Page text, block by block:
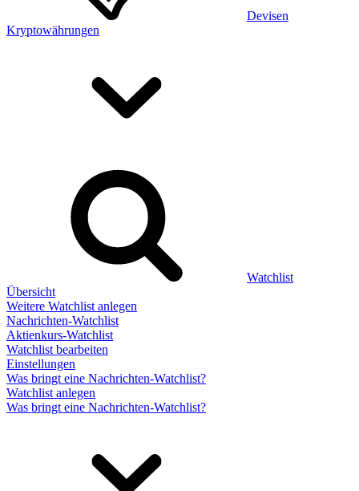
Devisen
Kryptowährungen
Watchlist
Übersicht
Weitere Watchlist anlegen
Nachrichten-Watchlist
Aktienkurs-Watchlist
Watchlist bearbeiten
Einstellungen
Was bringt eine Nachrichten-Watchlist?
Watchlist anlegen
Was bringt eine Nachrichten-Watchlist?